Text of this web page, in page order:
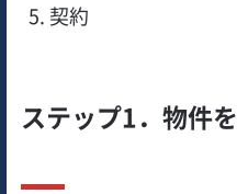
契約
ステップ1．物件